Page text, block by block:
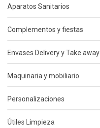
Aparatos Sanitarios
Complementos y fiestas
Envases Delivery y Take away
Maquinaria y mobiliario
Personalizaciones
Útiles Limpieza